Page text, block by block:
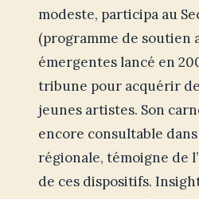
modeste, participa au
(programme de soutien
émergentes lancé en
tribune pour acquérir
jeunes artistes. Son
encore consultable
régionale, témoigne de
de ces dispositifs.